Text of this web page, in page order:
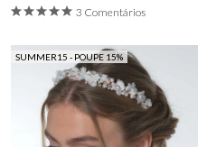
3 Comentários
SUMMER15 - POUPE 15%